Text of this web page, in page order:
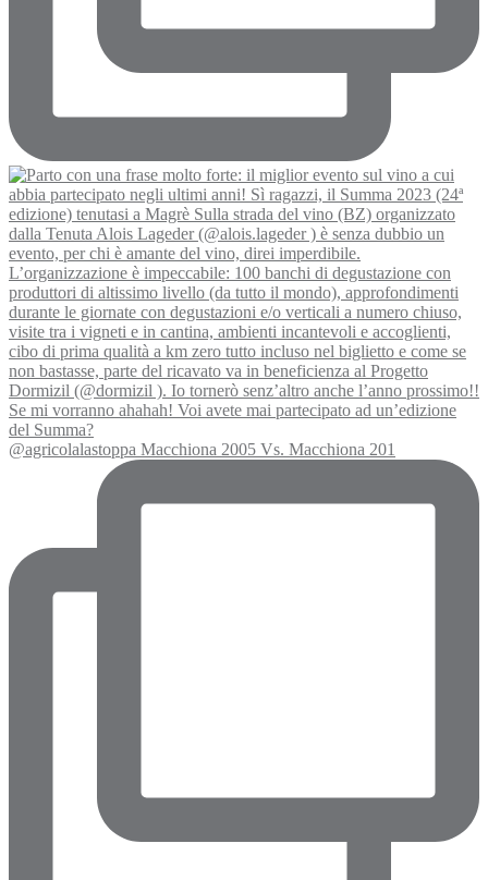
@agricolalastoppa Macchiona 2005 Vs. Macchiona 201